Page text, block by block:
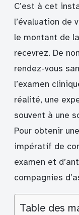
C’est à cet
l’évaluation de
le montant de
recevrez. De
rendez-vous
l’examen
réalité, une
souvent à une
Pour obtenir
impératif de
examen et
compagnies
Table des